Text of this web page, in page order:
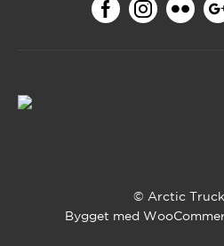
© Arctic
Bygget med